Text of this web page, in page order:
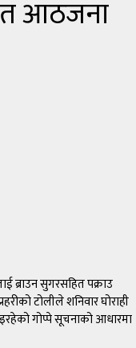
आठजना
ब्राउन सुगरसहित पक्राउ
टोलीले शनिवार घोराही
गोप्पे सूचनाको आधारमा